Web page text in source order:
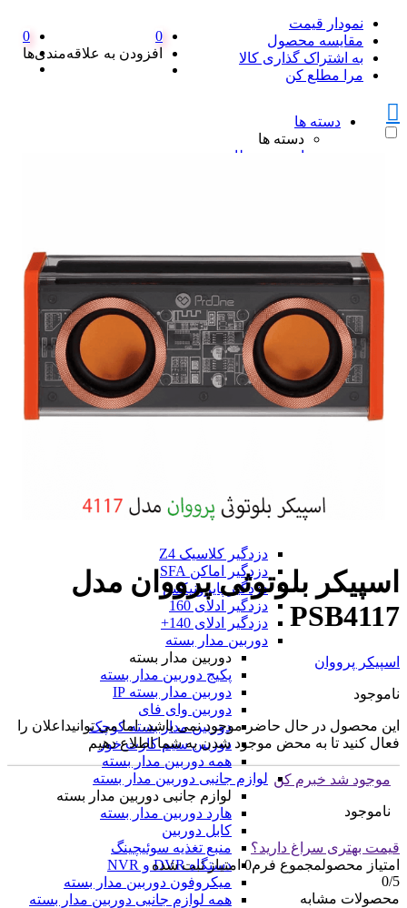
نمودار قیمت
مقایسه محصول
به اشتراک گذاری کالا
مرا مطلع کن
0
افزودن به علاقه‌مندی‌ها
0
دسته ها
دسته ها
امنیت و نظارت
همه پکیج دزدگیر اماکن
دزدگیر سایلکس
دزدگیر سایلکس
دزدگیر سایلکس لایت SG8-LITE
دزدگیر سایلکس sg8 s
دزدگیر سایلکس SG8 Q
همه دزدگیر سایلکس
دزدگیر فایروال
دزدگیر فایروال
دزدگیر فایروال F9
دزدگیر GMK 890
دزدگیر GMK 910
دزدگیر کلاسیک Z4
دزدگیر اماکن SFA
دزدگیر پایرونیکس
دزدگیر ادلای 160
دزدگیر ادلای 140+
دوربین مدار بسته
دوربین مدار بسته
پکیج دوربین مدار بسته
دوربین مدار بسته IP
دوربین وای فای
دوربین مدار بسته کوچک
دوربین سیم کارت خور
همه دوربین مدار بسته
لوازم جانبی دوربین مدار بسته
لوازم جانبی دوربین مدار بسته
هارد دوربین مدار بسته
کابل دوربین
منبع تغذیه سوئیچینگ
دستگاه DVR و NVR
میکروفون دوربین مدار بسته
همه لوازم جانبی دوربین مدار بسته
اسپیکر بلوتوثی پرووان مدل
PSB4117
اسپیکر پرووان
ناموجود
این محصول در حال حاضر موجود نمی باشد، اما می توانیداعلان را
فعال کنید تا به محض موجود شدن به شما اطلاع دهیم
موجود شد خبرم کن
ناموجود
قیمت بهتری سراغ دارید؟
امتیاز محصولمجموع فرم0امتیاز ثبت شده
0/5
محصولات مشابه